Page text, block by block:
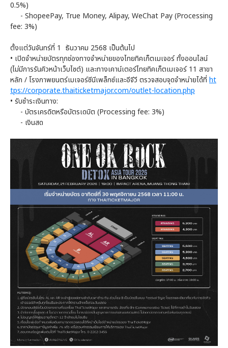
0.5%)
- ShopeePay, True Money, Alipay, WeChat Pay (Processing
fee: 3%)
ตั้งแต่วันจันทร์ที่ 1 ธันวาคม 2568 เป็นต้นไป
• เปิดจำหน่ายบัตรทุกช่องทางจำหน่ายของไทยทิคเก็ตเมเจอร์ ทั้งออนไลน์
(ไม่มีการรันคิวหน้าเว็บไซต์) และทางเคาน์เตอร์ไทยทิคเก็ตเมเจอร์ 11 สาขา
หลัก / โรงภาพยนตร์เมเจอร์ซีนีเพล็กซ์และอีจีวี ตรวจสอบจุดจำหน่ายได้ที่ ht
tps://corporate.thaiticketmajor.com/outlet-location.php
• รับชำระเงินทาง:
- บัตรเครดิตหรือบัตรเดบิต (Processing fee: 3%)
- เงินสด